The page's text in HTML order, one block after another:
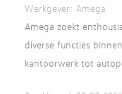
Werkgever: Amega
Amega zoekt
diverse functies
kantoorwerk tot